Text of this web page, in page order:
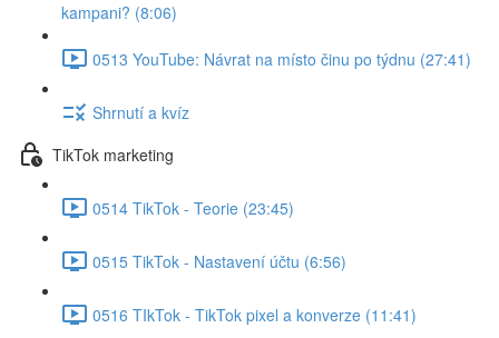
kampani? (8:06)
0513 YouTube: Návrat na místo činu po týdnu (27:41)
Shrnutí a kvíz
TikTok marketing
0514 TikTok - Teorie (23:45)
0515 TikTok - Nastavení účtu (6:56)
0516 TIkTok - TikTok pixel a konverze (11:41)